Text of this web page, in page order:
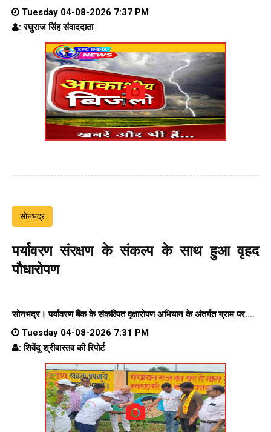
Tuesday 04-08-2026 7:37 PM
: रघुराज सिंह संवाददाता
सोनभद्र
पर्यावरण संरक्षण के संकल्प के साथ हुआ वृहद
पौधारोपण
सोनभद्र। पर्यावरण बैंक के संकल्पित वृक्षारोपण अभियान के अंतर्गत ग्राम पर....
Tuesday 04-08-2026 7:31 PM
: शिवेंदु श्रीवास्तव की रिपोर्ट